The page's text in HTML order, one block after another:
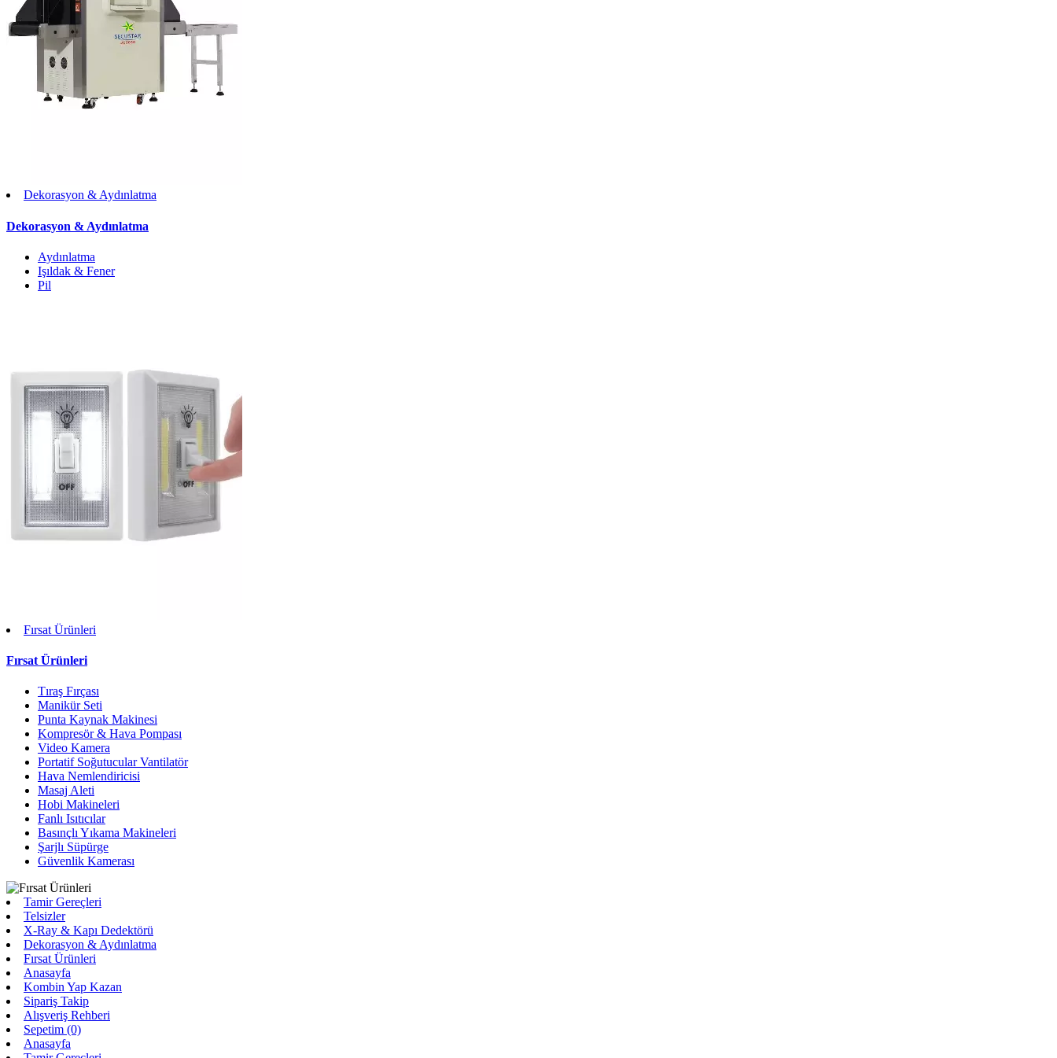
Dekorasyon & Aydınlatma
Dekorasyon & Aydınlatma
Aydınlatma
Işıldak & Fener
Pil
Fırsat Ürünleri
Fırsat Ürünleri
Tıraş Fırçası
Manikür Seti
Punta Kaynak Makinesi
Kompresör & Hava Pompası
Video Kamera
Portatif Soğutucular Vantilatör
Hava Nemlendiricisi
Masaj Aleti
Hobi Makineleri
Fanlı Isıtıcılar
Basınçlı Yıkama Makineleri
Şarjlı Süpürge
Güvenlik Kamerası
Tamir Gereçleri
Telsizler
X-Ray & Kapı Dedektörü
Dekorasyon & Aydınlatma
Fırsat Ürünleri
Anasayfa
Kombin Yap Kazan
Sipariş Takip
Alışveriş Rehberi
Sepetim (0)
Anasayfa